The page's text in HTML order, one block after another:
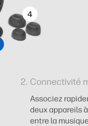
4
Connectivité
Associez
deux appareils
entre la